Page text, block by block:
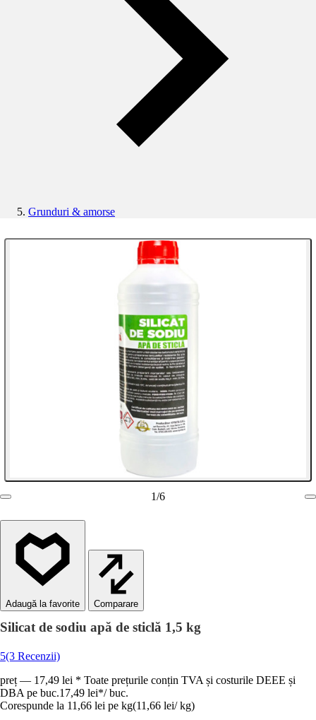
Grunduri & amorse
1/6
Comparare
Silicat de sodiu apă de sticlă 1,5 kg
5(3 Recenzii)
preț — 17,49 lei * Toate prețurile conțin TVA și costurile DEEE și
DBA pe buc.17,49 lei*/ buc.
Corespunde la 11,66 lei pe kg(11,66 lei/ kg)